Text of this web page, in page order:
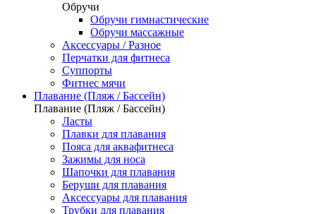
Обручи
Обручи гимнастические
Обручи массажные
Аксессуары / Разное
Перчатки для фитнеса
Суппорты
Фитнес мячи
Плавание (Пляж / Бассейн)
Плавание (Пляж / Бассейн)
Ласты
Плавки для плавания
Пояса для аквафитнеса
Зажимы для носа
Шапочки для плавания
Беруши для плавания
Аксессуары для плавания
Трубки для плавания